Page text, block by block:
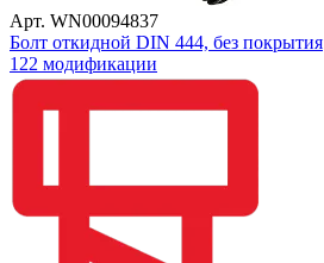
Арт. WN00094837
Болт откидной DIN 444, без покрытия
122 модификации